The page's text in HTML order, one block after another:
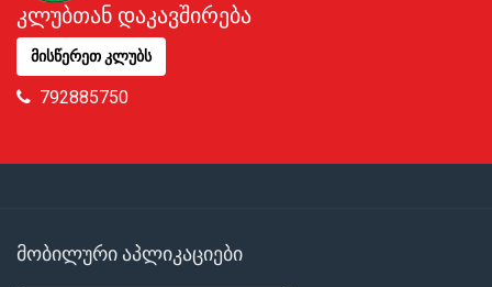
კლუბთან დაკავშირება
მისწერეთ კლუბს
792885750
მობილური აპლიკაციები